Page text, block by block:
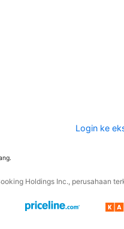
Login ke
Holdings Inc., perusahaan